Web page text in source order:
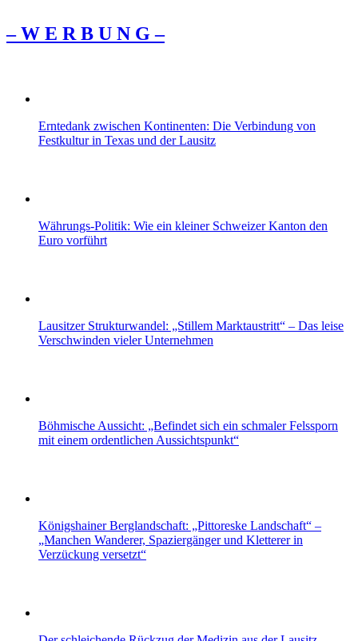
– W Ε R Β U Ν G –
Erntedank zwischen Kontinenten: Die Verbindung von
Festkultur in Texas und der Lausitz
Währungs-Politik: Wie ein kleiner Schweizer Kanton den
Euro vorführt
Lausitzer Strukturwandel: „Stillem Marktaustritt“ – Das leise
Verschwinden vieler Unternehmen
Böhmische Aussicht: „Befindet sich ein schmaler Felssporn
mit einem ordentlichen Aussichtspunkt“
Königshainer Berglandschaft: „Pittoreske Landschaft“ –
„Manchen Wanderer, Spaziergänger und Kletterer in
Verzückung versetzt“